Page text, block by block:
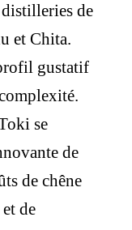
de
et Chita.
gustatif
se
de
de chêne
de